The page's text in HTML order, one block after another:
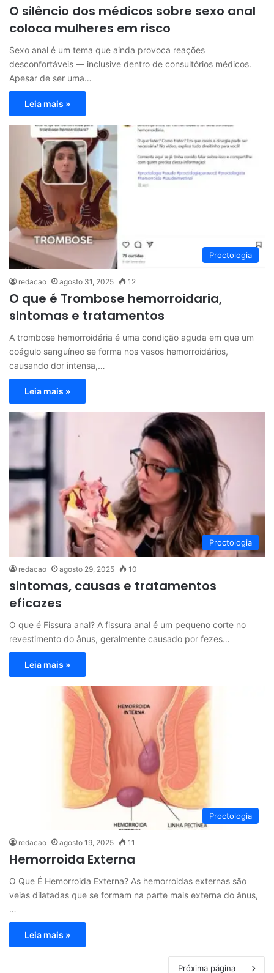
O silêncio dos médicos sobre sexo anal
coloca mulheres em risco
Sexo anal é um tema que ainda provoca reações
desconfortáveis — inclusive dentro de consultórios médicos.
Apesar de ser uma…
Leia mais »
Proctologia
redacao agosto 31, 2025 12
O que é Trombose hemorroidaria,
sintomas e tratamentos
A trombose hemorroidária é uma condição aguda em que um
coágulo sanguíneo se forma nos vasos hemorroidários,
causando dor intensa,…
Leia mais »
Proctologia
redacao agosto 29, 2025 10
sintomas, causas e tratamentos
eficazes
O que é Fissura anal? A fissura anal é um pequeno corte no
revestimento do ânus, geralmente causado por fezes…
Leia mais »
Proctologia
redacao agosto 19, 2025 11
Hemorroida Externa
O Que É Hemorroida Externa? As hemorroidas externas são
veias dilatadas que se formam na parte mais externa do ânus,
…
Leia mais »
Próxima página